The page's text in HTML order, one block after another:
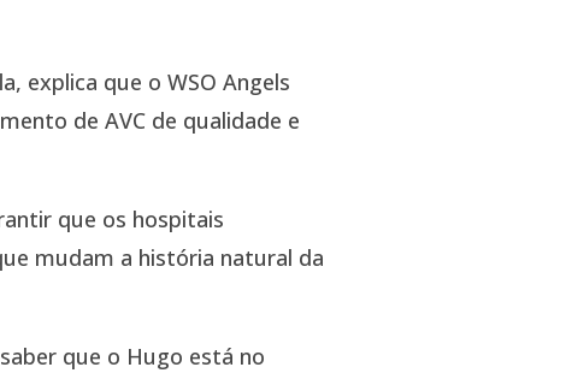
explica que o WSO Angels
de AVC de qualidade e
que os hospitais
mudam a história natural da
que o Hugo está no